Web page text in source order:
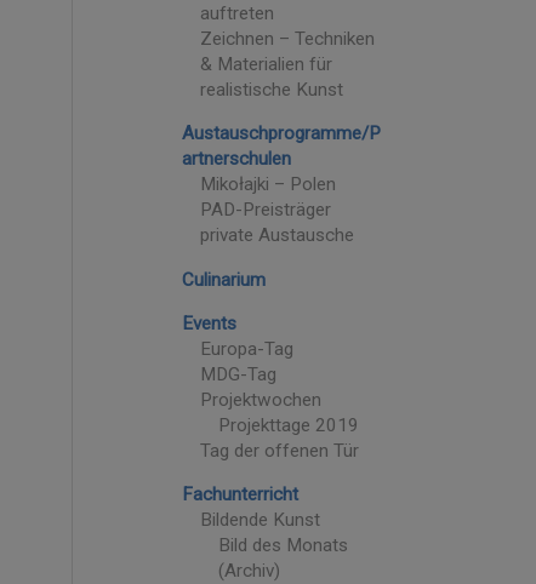
auftreten
Zeichnen – Techniken
& Materialien für
realistische Kunst
Austauschprogramme/P
artnerschulen
Mikołajki – Polen
PAD-Preisträger
private Austausche
Culinarium
Events
Europa-Tag
MDG-Tag
Projektwochen
Projekttage 2019
Tag der offenen Tür
Fachunterricht
Bildende Kunst
Bild des Monats
(Archiv)